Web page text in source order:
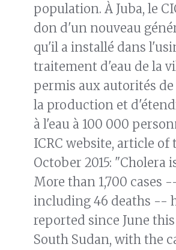
population. À Juba, le
don d'un nouveau
qu'il a installé dans
traitement d'eau de la
permis aux autorités
la production et
à l'eau à 100 000
ICRC website, article of
October 2015: "Cholera
More than 1,700 cases
including 46 deaths --
reported since June
South Sudan, with the